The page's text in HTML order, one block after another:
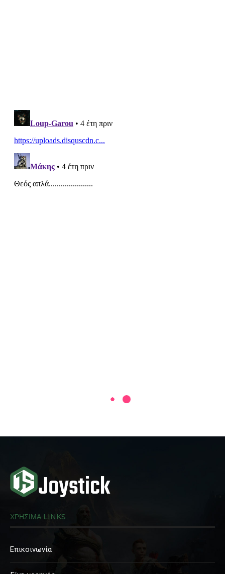
ΧΡΗΣΙΜΑ LINKS
Επικοινωνία